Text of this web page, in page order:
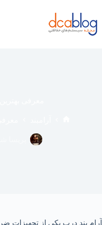
محتوا
آرام‌‌ بند درب یکی از